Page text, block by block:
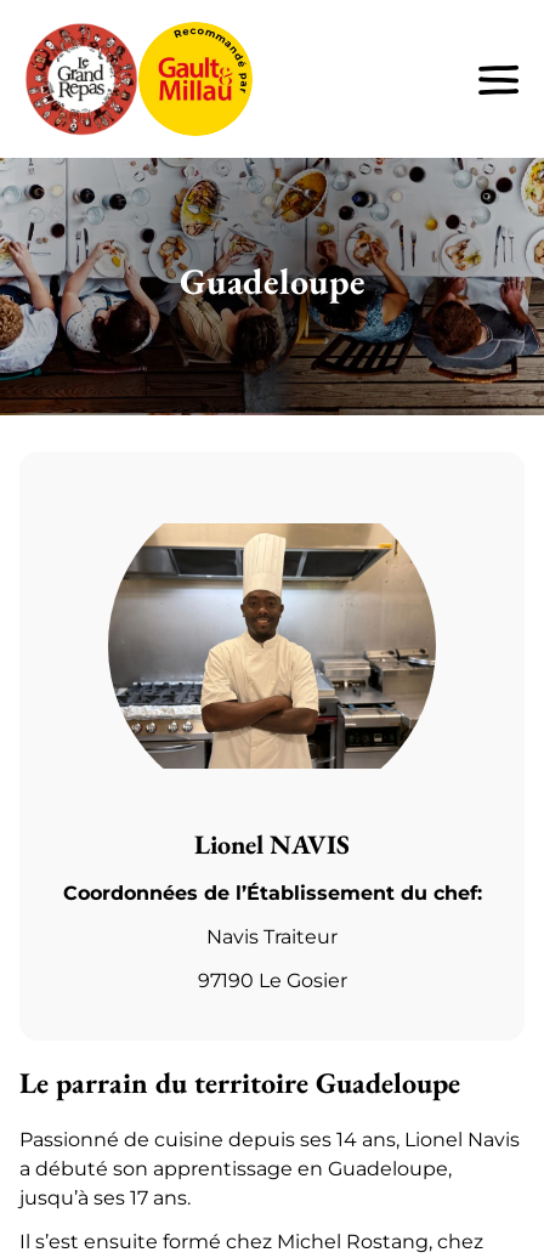
Guadeloupe
Lionel NAVIS
Coordonnées de l’Établissement du chef:
Navis Traiteur
97190 Le Gosier
Le parrain du territoire Guadeloupe
Passionné de cuisine depuis ses 14 ans, Lionel Navis
a débuté son apprentissage en Guadeloupe,
jusqu’à ses 17 ans.
Il s’est ensuite formé chez Michel Rostang, chez